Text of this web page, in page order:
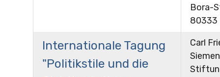
Bora-
80333
Internationale Tagung
"Politikstile und die
Carl